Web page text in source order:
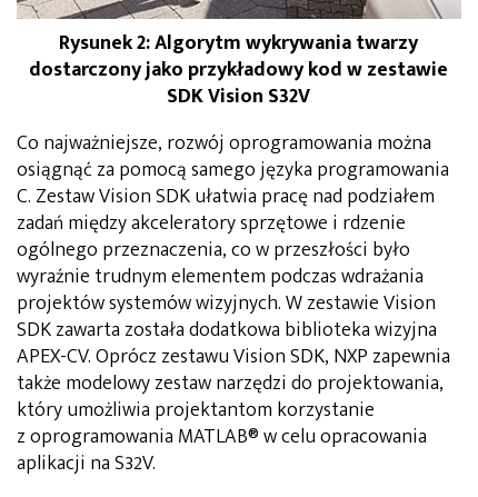
Rysunek 2: Algorytm wykrywania twarzy
dostarczony jako przykładowy kod w zestawie
SDK Vision S32V
Co najważniejsze, rozwój oprogramowania można
osiągnąć za pomocą samego języka programowania
C. Zestaw Vision SDK ułatwia pracę nad podziałem
zadań między akceleratory sprzętowe i rdzenie
ogólnego przeznaczenia, co w przeszłości było
wyraźnie trudnym elementem podczas wdrażania
projektów systemów wizyjnych. W zestawie Vision
SDK zawarta została dodatkowa biblioteka wizyjna
APEX-CV. Oprócz zestawu Vision SDK, NXP zapewnia
także modelowy zestaw narzędzi do projektowania,
który umożliwia projektantom korzystanie
z oprogramowania MATLAB® w celu opracowania
aplikacji na S32V.